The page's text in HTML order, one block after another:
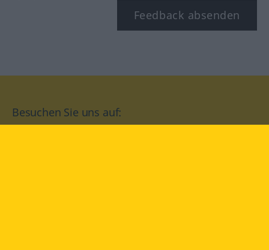
Feedback absenden
Besuchen Sie uns auf: